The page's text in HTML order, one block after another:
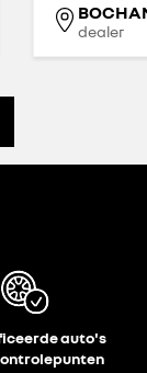
dealer
auto's